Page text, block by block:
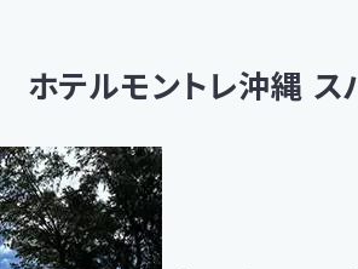
ホテルモントレ沖縄 ス